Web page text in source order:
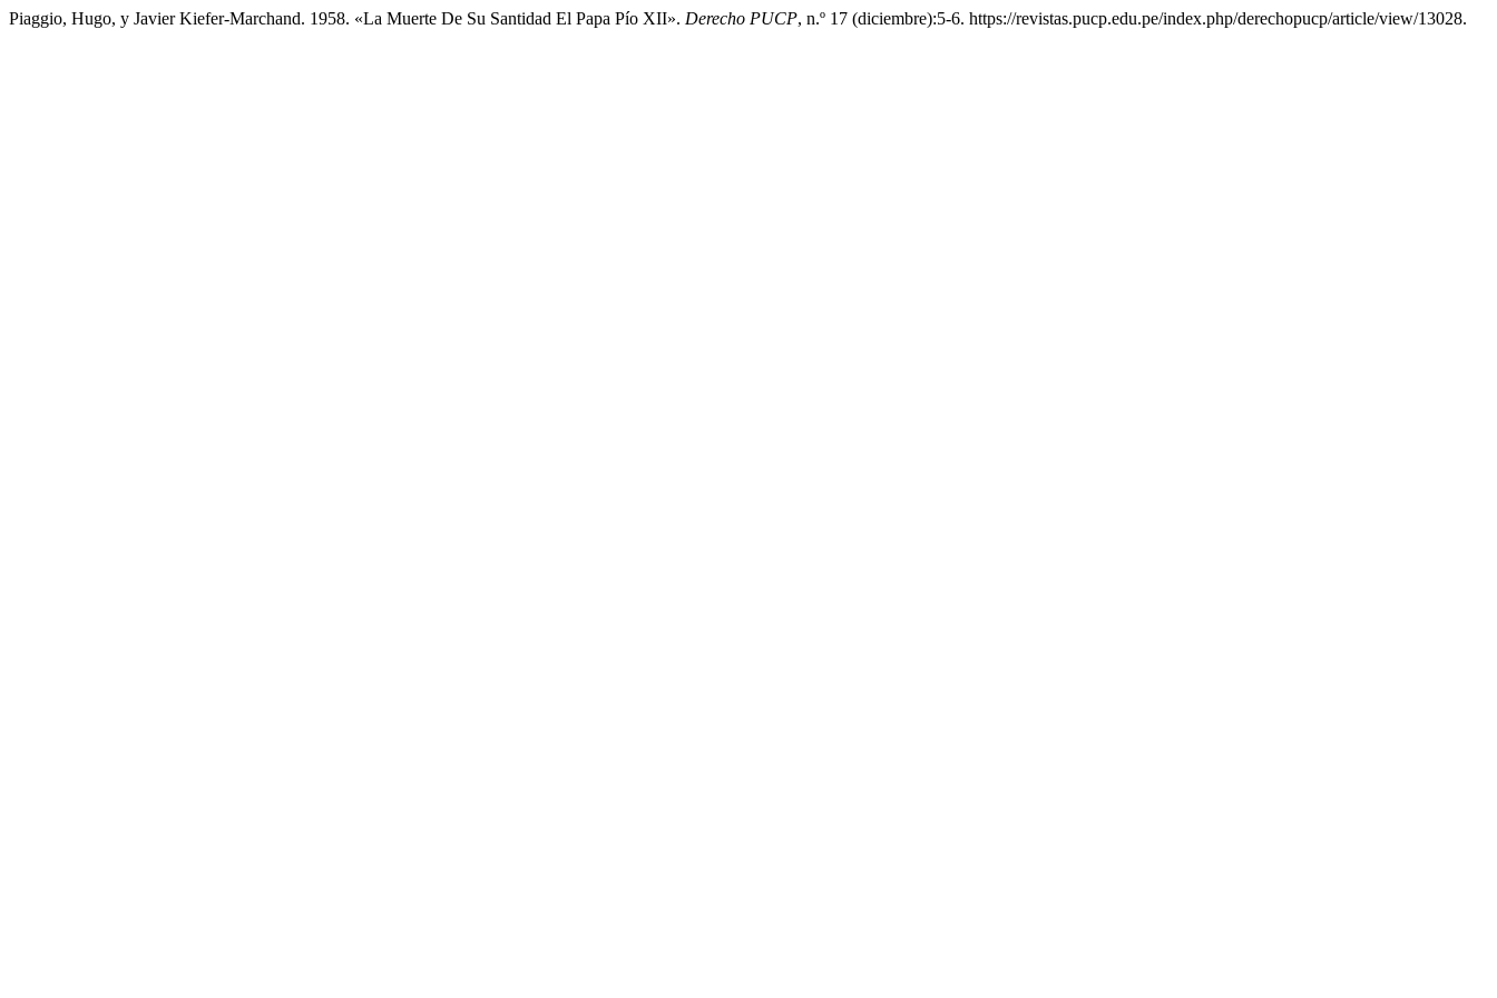
Piaggio, Hugo, y Javier Kiefer-Marchand. 1958. «La Muerte De Su Santidad El Papa Pío XII». Derecho PUCP, n.º 17 (diciembre):5-6. https://revistas.pucp.edu.pe/index.php/derechopucp/article/view/13028.